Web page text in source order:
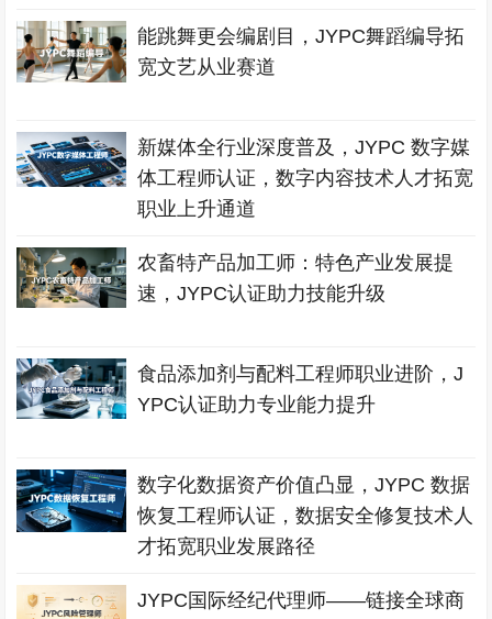
能跳舞更会编剧目，JYPC舞蹈编导拓
宽文艺从业赛道
新媒体全行业深度普及，JYPC 数字媒
体工程师认证，数字内容技术人才拓宽
职业上升通道
农畜特产品加工师：特色产业发展提
速，JYPC认证助力技能升级
食品添加剂与配料工程师职业进阶，J
YPC认证助力专业能力提升
数字化数据资产价值凸显，JYPC 数据
恢复工程师认证，数据安全修复技术人
才拓宽职业发展路径
JYPC国际经纪代理师——链接全球商